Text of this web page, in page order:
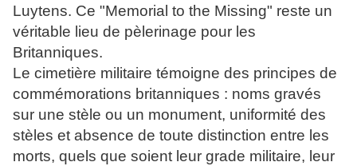
Luytens. Ce "Memorial to the Missing" reste un
véritable lieu de pèlerinage pour les
Britanniques.
Le cimetière militaire témoigne des principes de
commémorations britanniques : noms gravés
sur une stèle ou un monument, uniformité des
stèles et absence de toute distinction entre les
morts, quels que soient leur grade militaire, leur